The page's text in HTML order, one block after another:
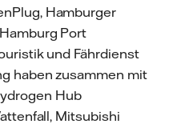
Hamburger
Port
und Fährdienst
haben zusammen mit
Hub
Mitsubishi